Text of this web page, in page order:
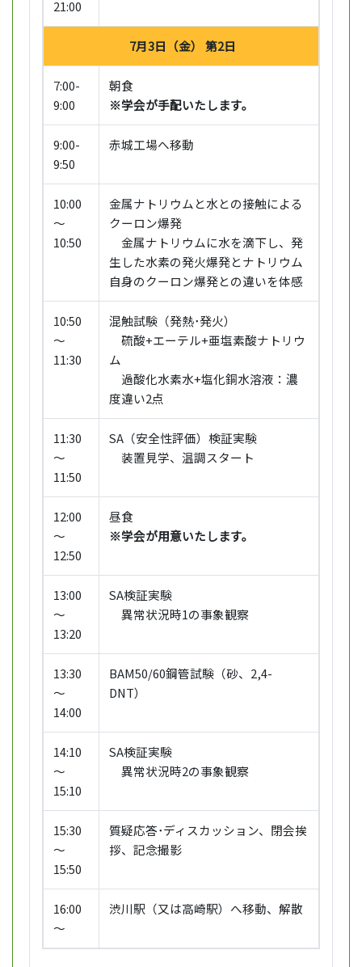
21:00
7月3日（金） 第2日
7:00-
9:00
朝食
※学会が手配いたします。
9:00-
9:50
赤城工場へ移動
10:00
～
10:50
金属ナトリウムと水との接触による
クーロン爆発
金属ナトリウムに水を滴下し、発
生した水素の発火爆発とナトリウム
自身のクーロン爆発との違いを体感
10:50
～
11:30
混触試験（発熱･発火）
硫酸+エーテル+亜塩素酸ナトリウ
ム
過酸化水素水+塩化銅水溶液：濃
度違い2点
11:30
～
11:50
SA（安全性評価）検証実験
装置見学、温調スタート
12:00
～
12:50
昼食
※学会が用意いたします。
13:00
～
13:20
SA検証実験
異常状況時1の事象観察
13:30
～
14:00
BAM50/60鋼管試験（砂、2,4-
DNT）
14:10
～
15:10
SA検証実験
異常状況時2の事象観察
15:30
～
15:50
質疑応答･ディスカッション、閉会挨
拶、記念撮影
16:00
～
渋川駅（又は高崎駅）へ移動、解散